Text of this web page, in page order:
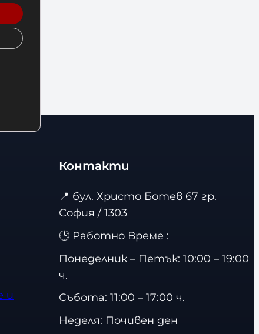
и
Контакти
📍 бул. Христо Ботев 67 гр.
София / 1303
🕒 Работно Време :
Понеделник – Петък: 10:00 – 19:00
ч.
Събота: 11:00 – 17:00 ч.
Неделя: Почивен ден